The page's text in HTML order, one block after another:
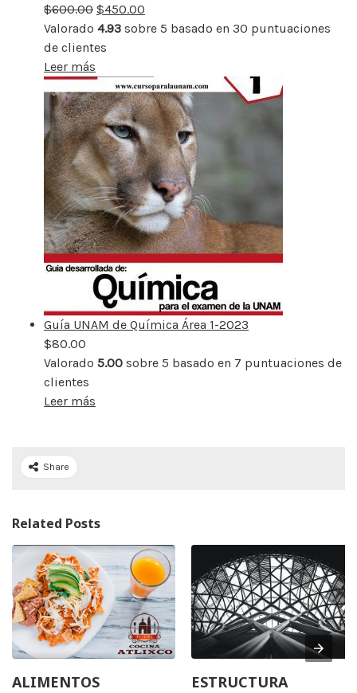
rebajado
$600.00 $450.00
Valorado 4.93 sobre 5 basado en 30 puntuaciones
de clientes
Leer más
Guía UNAM de Química Área 1-2023
$80.00
Valorado 5.00 sobre 5 basado en 7 puntuaciones de
clientes
Leer más
Share
Related Posts
ALIMENTOS
ESTRUCTURA